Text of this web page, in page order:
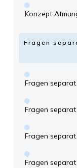
Konzept
Fragen
Fragen
Fragen
Fragen
Fragen